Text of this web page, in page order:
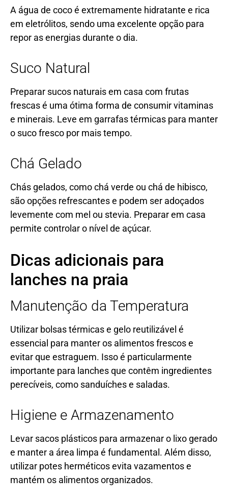
A água de coco é extremamente hidratante e rica
em eletrólitos, sendo uma excelente opção para
repor as energias durante o dia.
Suco Natural
Preparar sucos naturais em casa com frutas
frescas é uma ótima forma de consumir vitaminas
e minerais. Leve em garrafas térmicas para manter
o suco fresco por mais tempo.
Chá Gelado
Chás gelados, como chá verde ou chá de hibisco,
são opções refrescantes e podem ser adoçados
levemente com mel ou stevia. Preparar em casa
permite controlar o nível de açúcar.
Dicas adicionais para
lanches na praia
Manutenção da Temperatura
Utilizar bolsas térmicas e gelo reutilizável é
essencial para manter os alimentos frescos e
evitar que estraguem. Isso é particularmente
importante para lanches que contêm ingredientes
perecíveis, como sanduíches e saladas.
Higiene e Armazenamento
Levar sacos plásticos para armazenar o lixo gerado
e manter a área limpa é fundamental. Além disso,
utilizar potes herméticos evita vazamentos e
mantém os alimentos organizados.